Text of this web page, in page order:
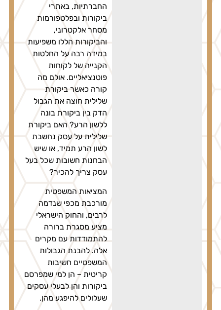
החברתיות, באתרי
ביקורות ובפלטפורמות
מסחר אלקטרוני,
והביקורות הללו משפיעות
במידה רבה על החלטות
הקנייה של לקוחות
פוטנציאליים. אולם מה
קורה כאשר ביקורת
שלילית חוצה את הגבול
הדק בין ביקורת בונה
ללשון הרע? האם ביקורת
שלילית על עסק נחשבת
לשון הרע תמיד, או שיש
הבחנות חשובות שכל בעל
עסק צריך להכיר?
המציאות המשפטית
מורכבת מכפי שנדמה
לרבים, והחוק הישראלי
מציע מסגרת ברורה
להתמודדות עם מקרים
אלה. להבנת הגבולות
המשפטיים חשיבות
קריטית – הן למי שמפרסם
ביקורות והן לבעלי עסקים
שעלולים להיפגע מהן.